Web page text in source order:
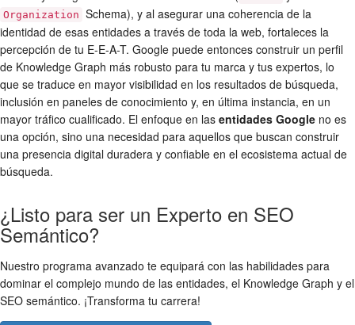
Organization Schema), y al asegurar una coherencia de la
identidad de esas entidades a través de toda la web, fortaleces la
percepción de tu E-E-A-T. Google puede entonces construir un perfil
de Knowledge Graph más robusto para tu marca y tus expertos, lo
que se traduce en mayor visibilidad en los resultados de búsqueda,
inclusión en paneles de conocimiento y, en última instancia, en un
mayor tráfico cualificado. El enfoque en las entidades Google no es
una opción, sino una necesidad para aquellos que buscan construir
una presencia digital duradera y confiable en el ecosistema actual de
búsqueda.
¿Listo para ser un Experto en SEO
Semántico?
Nuestro programa avanzado te equipará con las habilidades para
dominar el complejo mundo de las entidades, el Knowledge Graph y el
SEO semántico. ¡Transforma tu carrera!